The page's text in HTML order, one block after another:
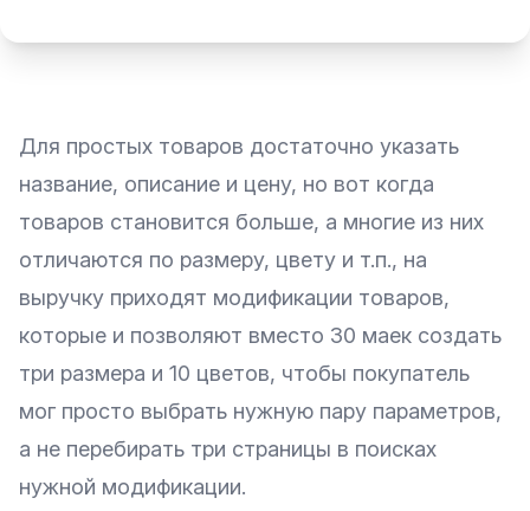
Для простых товаров достаточно указать
название, описание и цену, но вот когда
товаров становится больше, а многие из них
отличаются по размеру, цвету и т.п., на
выручку приходят модификации товаров,
которые и позволяют вместо 30 маек создать
три размера и 10 цветов, чтобы покупатель
мог просто выбрать нужную пару параметров,
а не перебирать три страницы в поисках
нужной модификации.